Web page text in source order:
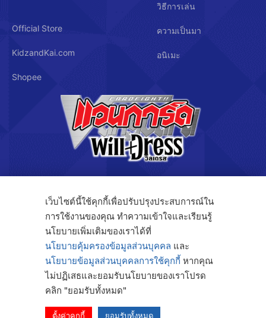
Official Store
KidzandKai.com
Shopee
วิธีการเล่น
ความเป็นมา
อนิเมะ
บริษัท คิดซ์ แอนด์ คิทซ์ จำกัด
122/3 ถ.กรุงเทพกรีฑา แขวงทับช้าง เขตสะพานสูง กรุงเทพฯ 10250
โทร. 091-808-4414
Fax. 02-368-4105
เว็บไซต์นี้ใช้คุกกี้เพื่อปรับปรุงประสบการณ์ใน
การใช้งานของคุณ ทำความเข้าใจและเรียนรู้
นโยบายเพิ่มเติมของเราได้ที่
นโยบายคุ้มครองข้อมูลส่วนบุคคล และ
นโยบายข้อมูลส่วนบุคคลการใช้คุกกี้ หากคุณ
ไม่ปฏิเสธและยอมรับนโยบายของเราโปรด
คลิก "ยอมรับทั้งหมด"
ตั้งค่าคุกกี้ ยอมรับทั้งหมด